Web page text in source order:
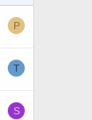
P
T
S